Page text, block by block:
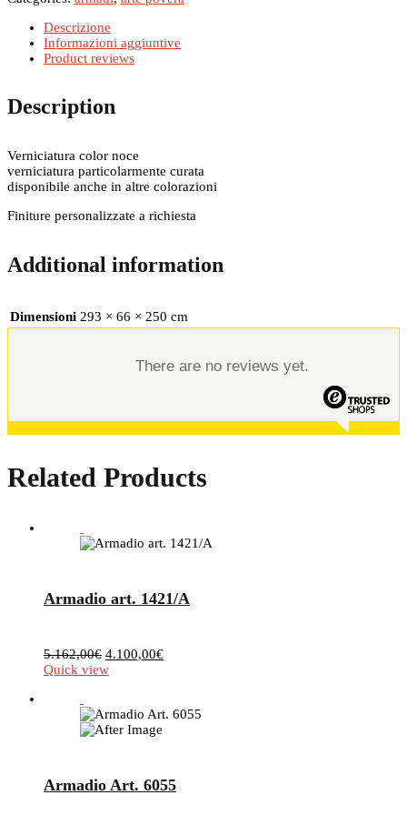
Descrizione
Informazioni aggiuntive
Product reviews
Description
Verniciatura color noce
verniciatura particolarmente curata
disponibile anche in altre colorazioni
Finiture personalizzate a richiesta
Additional information
Dimensioni 293 × 66 × 250 cm
There are no reviews yet.
Related Products
Armadio art. 1421/A
5.162,00€ Il
prezzo
5.162,00€.
4.100,00€Il
4.100,00€.
Quick view
Armadio Art. 6055